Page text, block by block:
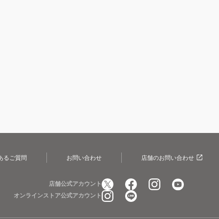
るご質問 お問い合わせ 店舗のお問い合わせ
店舗公式アカウント
オンラインストア公式アカウント